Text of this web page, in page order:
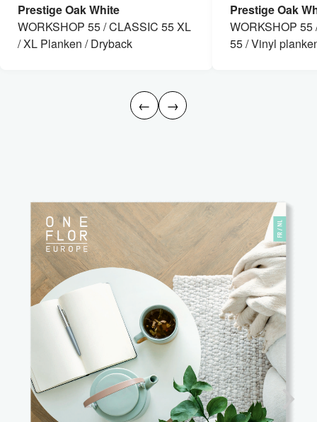
Prestige Oak White
WORKSHOP 55 / CLASSIC 55 XL
/ XL Planken / Dryback
Prestige Oak
WORKSHOP
55 / Vinyl
← →